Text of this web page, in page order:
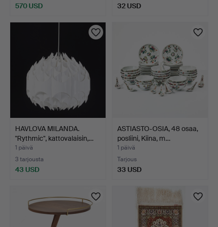
570 USD 32 USD
HAVLOVA MILANDA.
"Rythmic", kattovalaisin,…
1 päivä
3 tarjousta
43 USD
ASTIASTO-OSIA, 48 osaa,
posliini, Kiina, m…
1 päivä
Tarjous
33 USD